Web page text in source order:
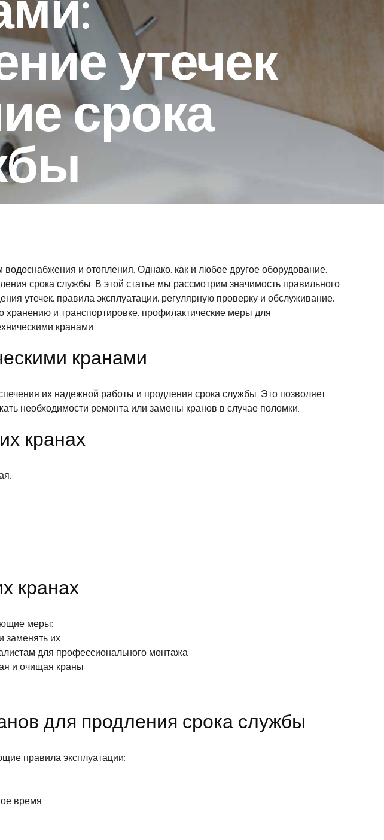
утечек
срока
и отопления. Однако, как и любое другое оборудование,
срока службы. В этой статье мы рассмотрим значимость правильного
утечек, правила эксплуатации, регулярную проверку и обслуживание,
хранению и транспортировке, профилактические меры для
кранами.
кранами
их надежной работы и продления срока службы. Это позволяет
необходимости ремонта или замены кранов в случае поломки.
кранах
кранах
меры:
заменять их
для профессионального монтажа
и очищая краны
для продления срока службы
правила эксплуатации:
время